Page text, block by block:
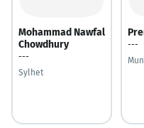
Mohammad Nawfal
Chowdhury
---
Sylhet
---